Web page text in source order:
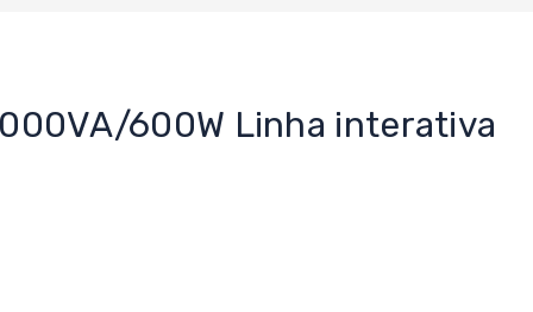
600W Linha interativa